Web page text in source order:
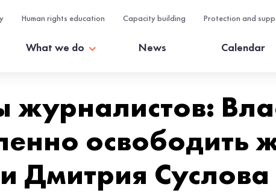
Human rights education Capacity building Protection and
What we do News Calendar
журналистов:
освободить
Дмитрия Суслова